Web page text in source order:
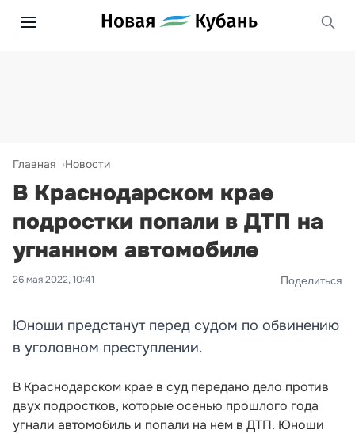
Главная Новости
В Краснодарском крае
подростки попали в ДТП на
угнанном автомобиле
26 мая 2022, 10:41 Поделиться
Юноши предстанут перед судом по обвинению
в уголовном преступлении.
В Краснодарском крае в суд передано дело против
двух подростков, которые осенью прошлого года
угнали автомобиль и попали на нем в ДТП. Юноши